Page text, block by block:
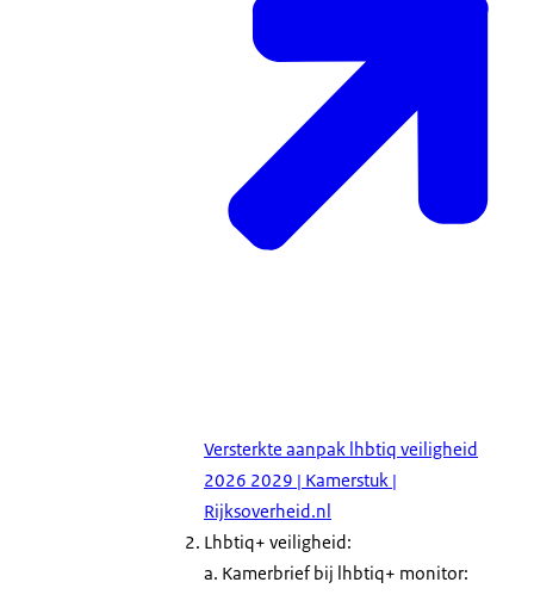
Versterkte aanpak lhbtiq veiligheid
2026 2029 | Kamerstuk |
Rijksoverheid.nl
Lhbtiq+ veiligheid:
a. Kamerbrief bij lhbtiq+ monitor: